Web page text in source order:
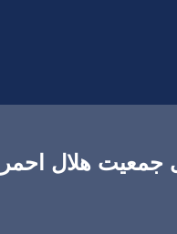
هلال احمر